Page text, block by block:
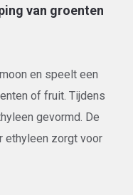
van groenten
en speelt een
of fruit. Tijdens
gevormd. De
ethyleen zorgt voor